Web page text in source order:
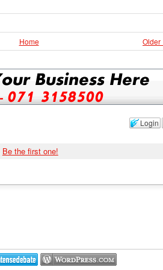
Older
Home
Login
Be the first one!